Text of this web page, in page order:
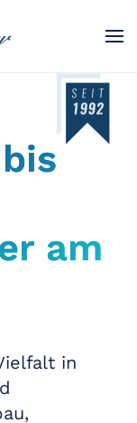
am
in